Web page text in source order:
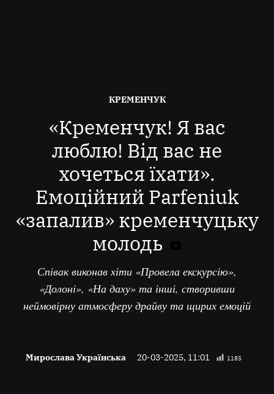
ОПУБЛІКОВАНО
КРЕМЕНЧУК
«Кременчук! Я вас
люблю! Від вас не
хочеться їхати».
Емоційний Parfeniuk
«запалив» кременчуцьку
молодь
Співак виконав хіти «Провела екскурсію»,
«Долоні», «На даху» та інші, створивши
неймовірну атмосферу драйву та щирих емоцій
Мирослава Українська 20-03-2025, 11:01 1185